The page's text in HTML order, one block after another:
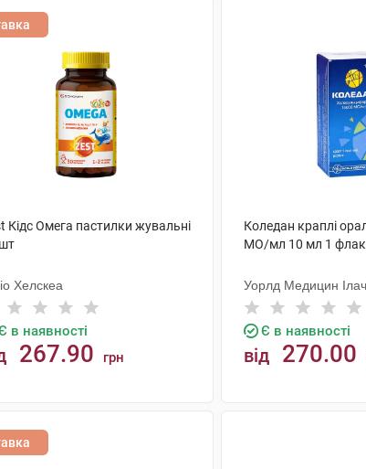
Кідс Омега пастилки жувальні
Хелскеа
в наявності
267.90 грн
Коледан краплі
МО/мл 10 мл 1
Уорлд Медицин
Є в наявності
від 270.00